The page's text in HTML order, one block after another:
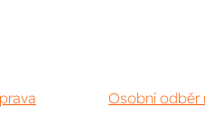
Osobní odběr